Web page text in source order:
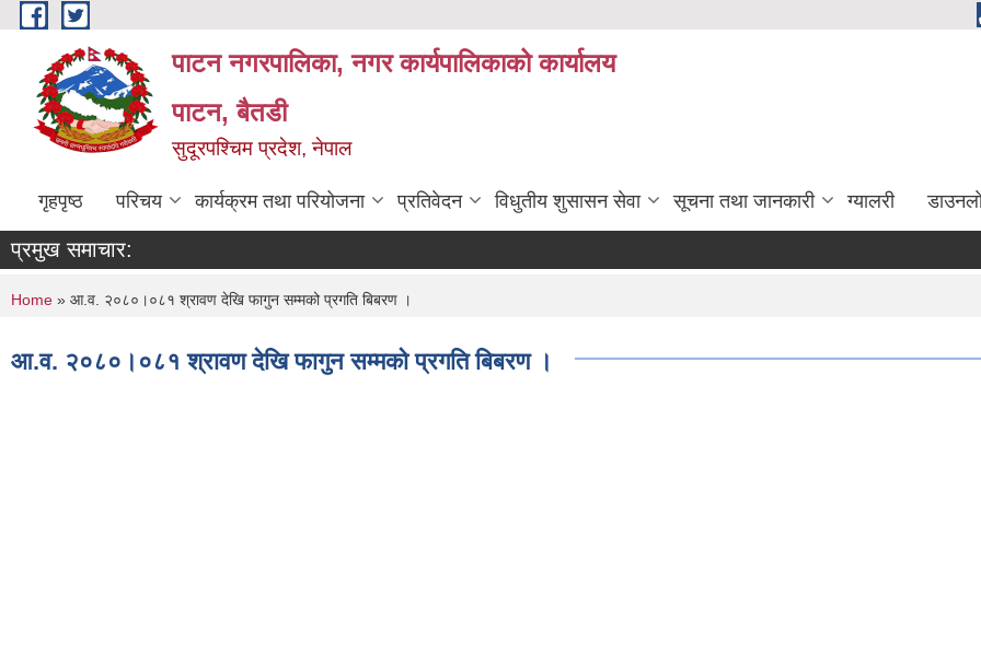
Skip to main content
पाटन नगरपालिका, नगर कार्यपालिकाको कार्यालय
पाटन, बैतडी
सुदूरपश्चिम प्रदेश, नेपाल
गृहपृष्ठ परिचय कार्यक्रम तथा परियोजना प्रतिवेदन विधुतीय शुसासन सेवा सूचना तथा जानकारी ग्यालरी
प्रमुख समाचार:
You are here
Home » आ.व. २०८०।०८१ श्रावण देखि फागुन सम्मको प्रगति बिबरण ।
आ.व. २०८०।०८१ श्रावण देखि फागुन सम्मको प्रगति बिबरण ।